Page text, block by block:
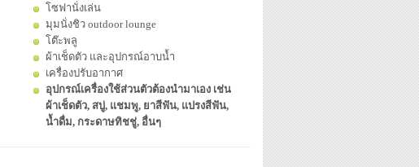
โซฟานั่งเล่น
มุมนั่งชิว outdoor lounge
โต๊ะพลู
ผ้าเช็ดตัว และอุปกรณ์อาบน้ำ
เครื่องปรับอากาศ
อุปกรณ์เครื่องใช้ส่วนตัวต้องนำมาเอง เช่น
ผ้าเช็ดตัว, สบู่, แชมพู, ยาสีฟัน, แปรงสีฟัน,
น้ำดื่ม, กระดาษทิชชู่, อื่นๆ